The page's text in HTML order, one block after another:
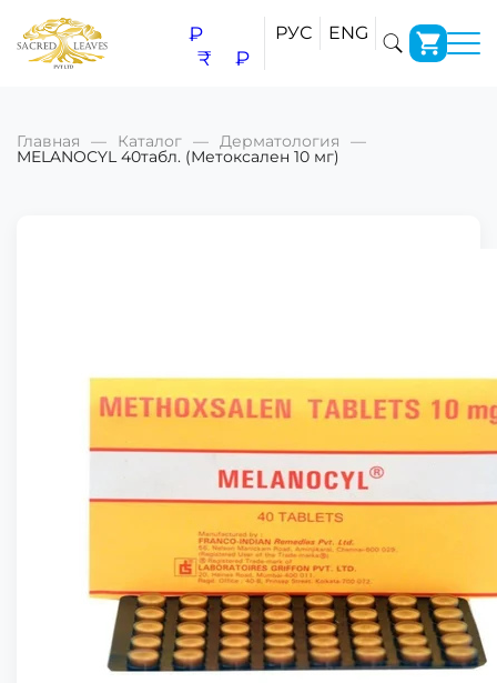
₽
₹
₽
РУС ENG
Главная Каталог Дерматология
MELANOCYL 40табл. (Метоксален 10 мг)